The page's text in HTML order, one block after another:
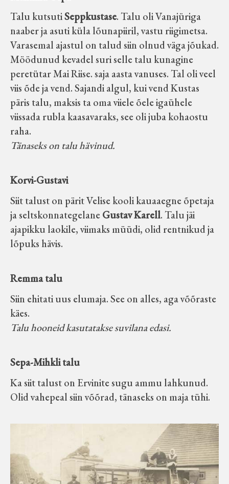
Talu kutsutiSeppkustase. Talu oli Vanajüriga
naaber ja asuti küla lõunapiiril, vastu riigimetsa.
Varasemal ajastul on talud siin olnud väga jõukad.
Möödunud kevadel suri selle talu kunagine
peretütar Mai Riise. saja aasta vanuses. Tal oli veel
viis õde ja vend. Sajandi algul, kui vend Kustas
päris talu, maksis ta oma viiele õele igaühele
viissada rubla kaasavaraks, see oli juba kohaostu
raha.
Tänaseks on talu hävinud.
Korvi-Gustavi
Siit talust on pärit Velise kooli kauaaegne õpetaja
ja seltskonnategelaneGustav Karell. Talu jäi
ajapikku laokile, viimaks müüdi, olid rentnikud ja
lõpuks hävis.
Remma talu
Siin ehitati uus elumaja. See on alles, aga võõraste
käes.
Talu hooneid kasutatakse suvilana edasi.
Sepa-Mihkli talu
Ka siit talust on Ervinite sugu ammu lahkunud.
Olid vahepeal siin võõrad, tänaseks on maja tühi.